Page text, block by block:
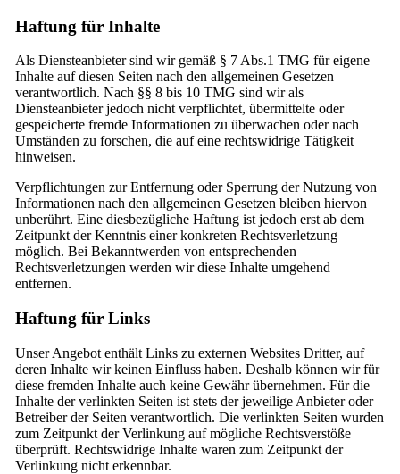
Haftung für Inhalte
Als Diensteanbieter sind wir gemäß § 7 Abs.1 TMG für eigene
Inhalte auf diesen Seiten nach den allgemeinen Gesetzen
verantwortlich. Nach §§ 8 bis 10 TMG sind wir als
Diensteanbieter jedoch nicht verpflichtet, übermittelte oder
gespeicherte fremde Informationen zu überwachen oder nach
Umständen zu forschen, die auf eine rechtswidrige Tätigkeit
hinweisen.
Verpflichtungen zur Entfernung oder Sperrung der Nutzung von
Informationen nach den allgemeinen Gesetzen bleiben hiervon
unberührt. Eine diesbezügliche Haftung ist jedoch erst ab dem
Zeitpunkt der Kenntnis einer konkreten Rechtsverletzung
möglich. Bei Bekanntwerden von entsprechenden
Rechtsverletzungen werden wir diese Inhalte umgehend
entfernen.
Haftung für Links
Unser Angebot enthält Links zu externen Websites Dritter, auf
deren Inhalte wir keinen Einfluss haben. Deshalb können wir für
diese fremden Inhalte auch keine Gewähr übernehmen. Für die
Inhalte der verlinkten Seiten ist stets der jeweilige Anbieter oder
Betreiber der Seiten verantwortlich. Die verlinkten Seiten wurden
zum Zeitpunkt der Verlinkung auf mögliche Rechtsverstöße
überprüft. Rechtswidrige Inhalte waren zum Zeitpunkt der
Verlinkung nicht erkennbar.